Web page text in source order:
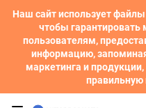
Наш сайт использует
чтобы гарантировать
пользователям,
информацию,
маркетинга и